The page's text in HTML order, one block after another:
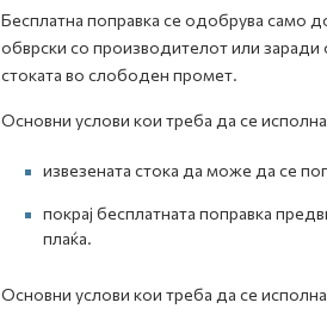
Бесплатна поправка се одобрува само
обврски со производителот или
стоката во слободен промет.
Основни услови кои треба да се
извезената стока да може да се
покрај бесплатната поправка
плаќа.
Основни услови кои треба да се